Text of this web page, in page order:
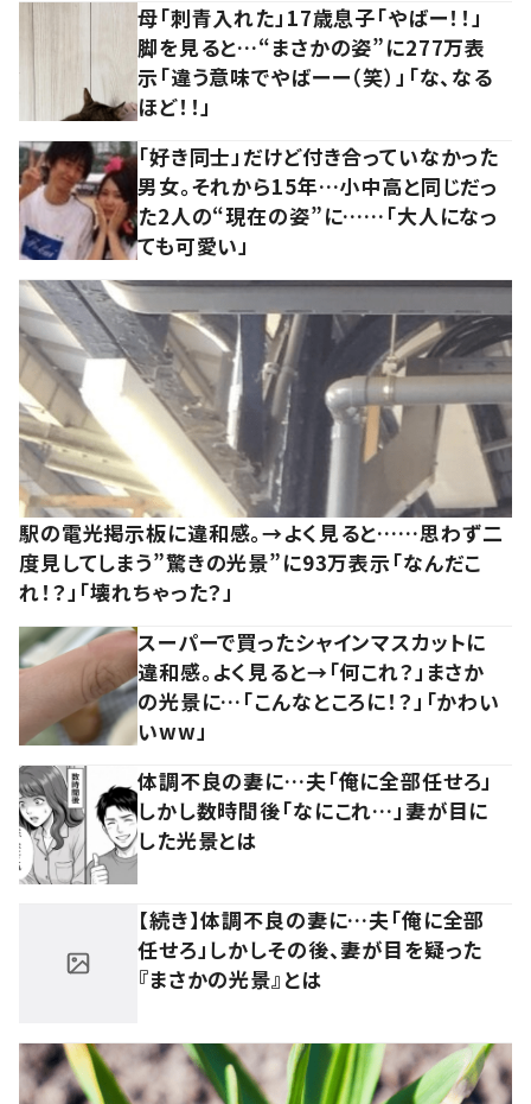
母「刺青入れた」17歳息子「やばー！！」
脚を見ると…“まさかの姿”に277万表
示「違う意味でやばーー（笑）」「な、なる
ほど！！」
「好き同士」だけど付き合っていなかった
男女。それから15年…小中高と同じだっ
た2人の“現在の姿”に……「大人になっ
ても可愛い」
駅の電光掲示板に違和感。→よく見ると……思わず二
度見してしまう”驚きの光景”に93万表示「なんだこ
れ！？」「壊れちゃった？」
スーパーで買ったシャインマスカットに
違和感。よく見ると→「何これ？」まさか
の光景に…「こんなところに！？」「かわい
いww」
体調不良の妻に…夫「俺に全部任せろ」
しかし数時間後「なにこれ…」妻が目に
した光景とは
【続き】体調不良の妻に…夫「俺に全部
任せろ」しかしその後、妻が目を疑った
『まさかの光景』とは